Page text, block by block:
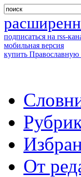
подписаться на rss-
мобильная версия
купить
От